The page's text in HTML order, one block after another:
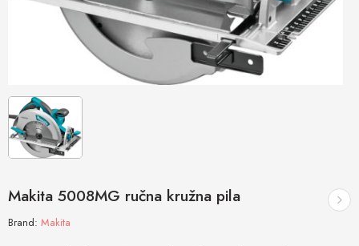
Makita 5008MG ručna kružna pila
Brand: Makita